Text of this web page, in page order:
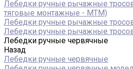
Лебедки ручные рычажные
тяговые монтажные - МТМ)
Лебедки ручные рычажные
Лебедки ручные рычажные
Лебедки ручные червячные
Назад
Лебедки ручные червячные